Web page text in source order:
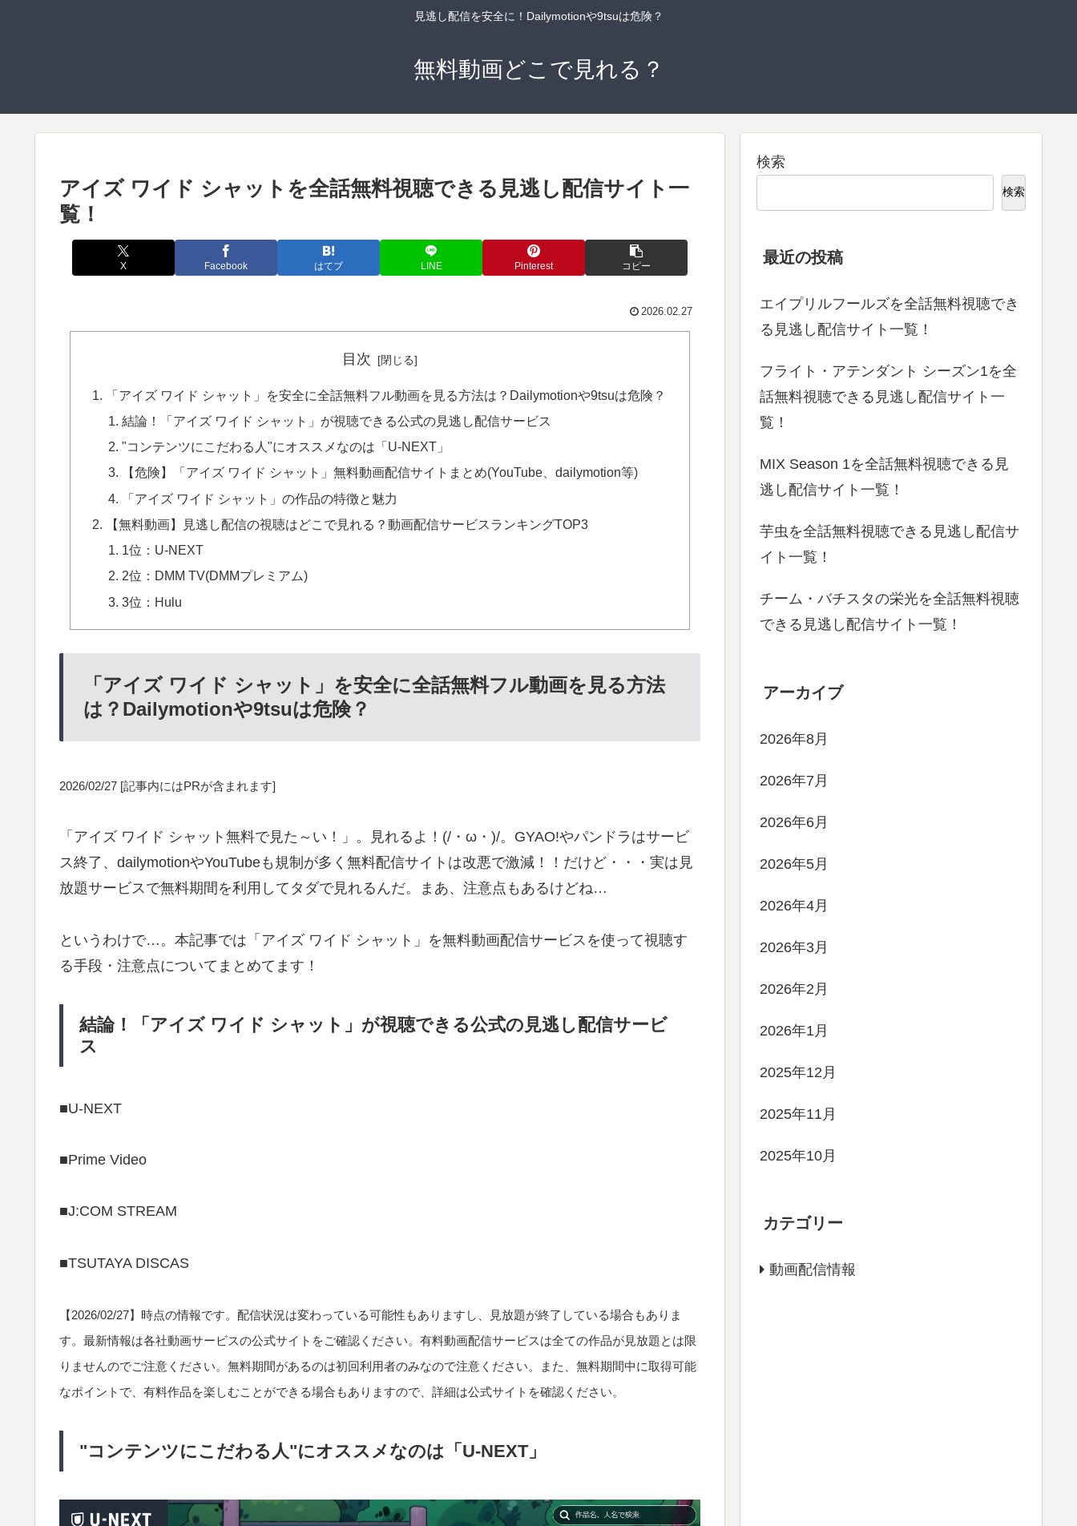
見逃し配信を安全に！Dailymotionや9tsuは危険？
無料動画どこで見れる？
アイズ ワイド シャットを全話無料視聴できる見逃し配信サイト一
覧！
X Facebook はてブ LINE Pinterest コピー
2026.02.27
目次
「アイズ ワイド シャット」を安全に全話無料フル動画を見る方法は？Dailymotionや9tsuは危険？
結論！「アイズ ワイド シャット」が視聴できる公式の見逃し配信サービス
"コンテンツにこだわる人"にオススメなのは「U-NEXT」
【危険】「アイズ ワイド シャット」無料動画配信サイトまとめ(YouTube、dailymotion等)
「アイズ ワイド シャット」の作品の特徴と魅力
【無料動画】見逃し配信の視聴はどこで見れる？動画配信サービスランキングTOP3
1位：U-NEXT
2位：DMM TV(DMMプレミアム)
3位：Hulu
「アイズ ワイド シャット」を安全に全話無料フル動画を見る方法
は？Dailymotionや9tsuは危険？
2026/02/27 [記事内にはPRが含まれます]
「アイズ ワイド シャット無料で見た～い！」。見れるよ！(/・ω・)/。GYAO!やパンドラはサービ
ス終了、dailymotionやYouTubeも規制が多く無料配信サイトは改悪で激減！！だけど・・・実は見
放題サービスで無料期間を利用してタダで見れるんだ。まあ、注意点もあるけどね…
というわけで…。本記事では「アイズ ワイド シャット」を無料動画配信サービスを使って視聴す
る手段・注意点についてまとめてます！
結論！「アイズ ワイド シャット」が視聴できる公式の見逃し配信サービ
ス
■U-NEXT
■Prime Video
■J:COM STREAM
■TSUTAYA DISCAS
【2026/02/27】時点の情報です。配信状況は変わっている可能性もありますし、見放題が終了している場合もありま
す。最新情報は各社動画サービスの公式サイトをご確認ください。有料動画配信サービスは全ての作品が見放題とは限
りませんのでご注意ください。無料期間があるのは初回利用者のみなので注意ください。また、無料期間中に取得可能
なポイントで、有料作品を楽しむことができる場合もありますので、詳細は公式サイトを確認ください。
"コンテンツにこだわる人"にオススメなのは「U-NEXT」
検索
検索
最近の投稿
エイプリルフールズを全話無料視聴でき
る見逃し配信サイト一覧！
フライト・アテンダント シーズン1を全
話無料視聴できる見逃し配信サイト一
覧！
MIX Season 1を全話無料視聴できる見
逃し配信サイト一覧！
芋虫を全話無料視聴できる見逃し配信サ
イト一覧！
チーム・バチスタの栄光を全話無料視聴
できる見逃し配信サイト一覧！
アーカイブ
2026年8月
2026年7月
2026年6月
2026年5月
2026年4月
2026年3月
2026年2月
2026年1月
2025年12月
2025年11月
2025年10月
カテゴリー
動画配信情報